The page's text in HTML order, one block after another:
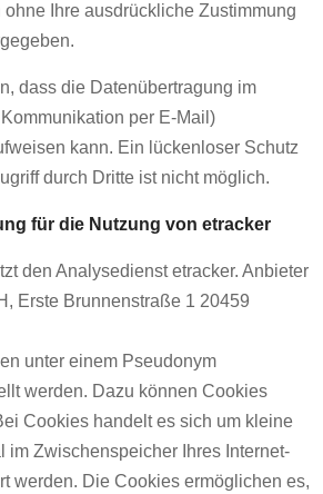
Ihre ausdrückliche Zustimmung
dass die Datenübertragung im
per E-Mail)
kann. Ein lückenloser Schutz
durch Dritte ist nicht möglich.
für die Nutzung von etracker
den Analysedienst etracker. Anbieter
Erste Brunnenstraße 1 20459
unter einem Pseudonym
werden. Dazu können Cookies
Cookies handelt es sich um kleine
im Zwischenspeicher Ihres Internet-
werden. Die Cookies ermöglichen es,